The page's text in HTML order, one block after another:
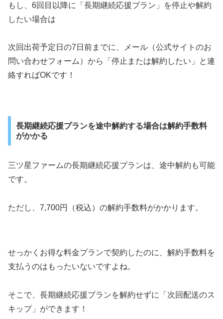
もし、6回目以降に「長期継続応援プラン」を停止や解約
したい場合は
次回出荷予定日の7日前までに、メール（公式サイトのお
問い合わせフォーム）から「停止または解約したい」と連
絡すればOKです！
長期継続応援プランを途中解約する場合は解約手数料
がかかる
三ツ星ファームの長期継続応援プランは、途中解約も可能
です。
ただし、7,700円（税込）の解約手数料がかかります。
せっかくお得な料金プランで契約したのに、解約手数料を
支払うのはもったいないですよね。
そこで、長期継続応援プランを解約せずに「次回配送のス
キップ」ができます！